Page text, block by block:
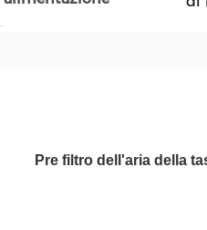
Pre filtro dell'aria della